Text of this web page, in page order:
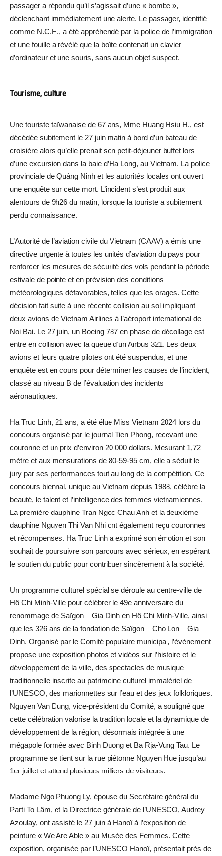
passager a répondu qu’il s’agissait d’une « bombe »,
déclenchant immédiatement une alerte. Le passager, identifié
comme N.C.H., a été appréhendé par la police de l’immigration
et une fouille a révélé que la boîte contenait un clavier
d’ordinateur et une souris, sans aucun objet suspect.
Tourisme, culture
Une touriste taïwanaise de 67 ans, Mme Huang Hsiu H., est
décédée subitement le 27 juin matin à bord d’un bateau de
croisière alors qu’elle prenait son petit-déjeuner buffet lors
d’une excursion dans la baie d’Hạ Long, au Vietnam. La police
provinciale de Quảng Ninh et les autorités locales ont ouvert
une enquête sur cette mort. L’incident s’est produit aux
alentours de 9h26 du matin, lorsque la touriste a subitement
perdu connaissance.
L’Autorité de l’aviation civile du Vietnam (CAAV) a émis une
directive urgente à toutes les unités d’aviation du pays pour
renforcer les mesures de sécurité des vols pendant la période
estivale de pointe et en prévision des conditions
météorologiques défavorables, telles que les orages. Cette
décision fait suite à une récente collision au sol impliquant
deux avions de Vietnam Airlines à l’aéroport international de
Noi Bai. Le 27 juin, un Boeing 787 en phase de décollage est
entré en collision avec la queue d’un Airbus 321. Les deux
avions et leurs quatre pilotes ont été suspendus, et une
enquête est en cours pour déterminer les causes de l’incident,
classé au niveau B de l’évaluation des incidents
aéronautiques.
Ha Truc Linh, 21 ans, a été élue Miss Vietnam 2024 lors du
concours organisé par le journal Tien Phong, recevant une
couronne et un prix d’environ 20 000 dollars. Mesurant 1,72
mètre et aux mensurations de 80-59-95 cm, elle a séduit le
jury par ses performances tout au long de la compétition. Ce
concours biennal, unique au Vietnam depuis 1988, célèbre la
beauté, le talent et l’intelligence des femmes vietnamiennes.
La première dauphine Tran Ngoc Chau Anh et la deuxième
dauphine Nguyen Thi Van Nhi ont également reçu couronnes
et récompenses. Ha Truc Linh a exprimé son émotion et son
souhait de poursuivre son parcours avec sérieux, en espérant
le soutien du public pour contribuer sincèrement à la société.
Un programme culturel spécial se déroule au centre-ville de
Hô Chi Minh-Ville pour célébrer le 49e anniversaire du
renommage de Saïgon – Gia Dinh en Hô Chi Minh-Ville, ainsi
que les 326 ans de la fondation de Saïgon – Cho Lon – Gia
Dinh. Organisé par le Comité populaire municipal, l’événement
propose une exposition photos et vidéos sur l’histoire et le
développement de la ville, des spectacles de musique
traditionnelle inscrite au patrimoine culturel immatériel de
l’UNESCO, des marionnettes sur l’eau et des jeux folkloriques.
Nguyen Van Dung, vice-président du Comité, a souligné que
cette célébration valorise la tradition locale et la dynamique de
développement de la région, désormais intégrée à une
mégapole formée avec Binh Duong et Ba Rịa-Vung Tau. Le
programme se tient sur la rue piétonne Nguyen Hue jusqu’au
1er juillet et attend plusieurs milliers de visiteurs.
Madame Ngo Phuong Ly, épouse du Secrétaire général du
Parti To Lâm, et la Directrice générale de l’UNESCO, Audrey
Azoulay, ont assisté le 27 juin à Hanoï à l’exposition de
peinture « We Are Able » au Musée des Femmes. Cette
exposition, organisée par l’UNESCO Hanoï, présentait près de